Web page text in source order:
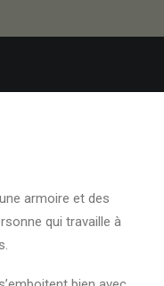
armoire et des
qui travaille à